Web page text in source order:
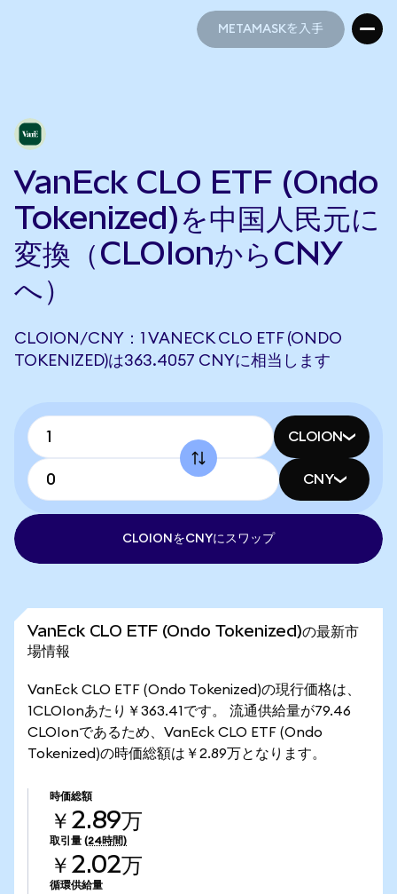
METAMASKを入手
VanEck CLO ETF (Ondo
Tokenized)を中国人民元に
変換（CLOIonからCNY
へ）
CLOION/CNY：1 VANECK CLO ETF (ONDO
TOKENIZED)は363.4057 CNYに相当します
CLOION
CNY
CLOIONをCNYにスワップ
VanEck CLO ETF (Ondo Tokenized)の最新市
場情報
VanEck CLO ETF (Ondo Tokenized)の現行価格は、
1CLOIonあたり￥363.41です。 流通供給量が79.46
CLOIonであるため、VanEck CLO ETF (Ondo
Tokenized)の時価総額は￥2.89万となります。
時価総額
￥2.89万
取引量 (24時間)
￥2.02万
循環供給量